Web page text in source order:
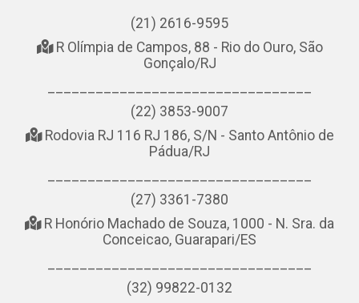
(21) 2616-9595
R Olímpia de Campos, 88 - Rio do Ouro, São
Gonçalo/RJ
(22) 3853-9007
Rodovia RJ 116 RJ 186, S/N - Santo Antônio de
Pádua/RJ
(27) 3361-7380
R Honório Machado de Souza, 1000 - N. Sra. da
Conceicao, Guarapari/ES
(32) 99822-0132